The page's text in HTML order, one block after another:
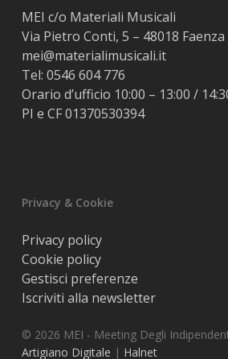
MEI c/o Materiali Musicali
Via Pietro Conti, 5 – 48018 Faenza
mei@materialimusicali.it
Tel: 0546 604 776
Orario d’ufficio 10:00 – 13:00 /
PI e CF 01370530394
Privacy & Cookie
Privacy policy
Cookie policy
Gestisci preferenze
Iscriviti alla newsletter
© 2026 MEI - Meeting Degli
Artigiano Digitale | Halnet